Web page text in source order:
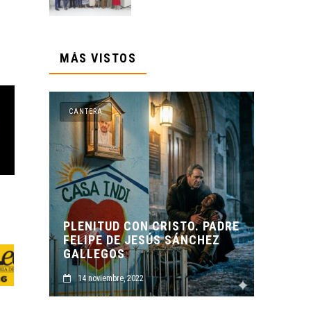
MÁS VISTOS
CON CRISTO. PADRE
DE JESÚS SÁNCHEZ
14 noviembre, 2022
CANTERA
ORIGEN Y
CASA INDI
14 noviembre, 2022